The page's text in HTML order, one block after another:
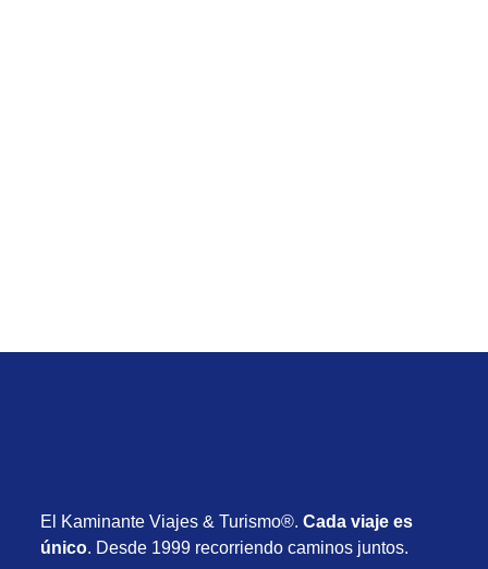
El Kaminante Viajes & Turismo®.Cada viaje es
único. Desde 1999 recorriendo caminos juntos.